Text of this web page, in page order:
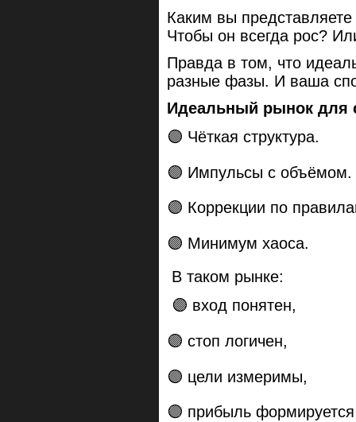
Каким вы
Чтобы он всегда рос?
Правда в том, что
разные фазы. И ваша
Идеальный рынок для
🟣 Чёткая структура.
🟣 Импульсы с объёмом.
🟣 Коррекции по
🟣 Минимум хаоса.
В таком рынке:
🟣 вход понятен,
🟣 стоп логичен,
🟣 цели измеримы,
🟣 прибыль